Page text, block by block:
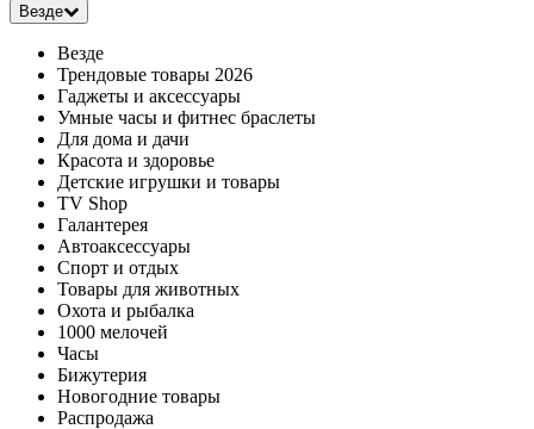
Везде
Везде
Трендовые товары 2026
Гаджеты и аксессуары
Умные часы и фитнес браслеты
Для дома и дачи
Красота и здоровье
Детские игрушки и товары
TV Shop
Галантерея
Автоаксессуары
Спорт и отдых
Товары для животных
Охота и рыбалка
1000 мелочей
Часы
Бижутерия
Новогодние товары
Распродажа